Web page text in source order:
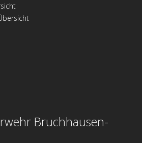
Bruchhausen-